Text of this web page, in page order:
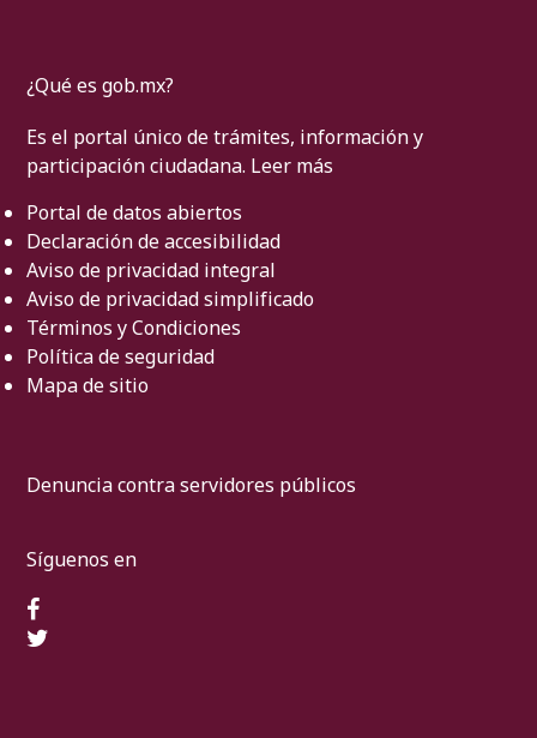
¿Qué es gob.mx?
Es el portal único de trámites, información y
participación ciudadana. Leer más
Portal de datos abiertos
Declaración de accesibilidad
Aviso de privacidad integral
Aviso de privacidad simplificado
Términos y Condiciones
Política de seguridad
Mapa de sitio
Denuncia contra servidores públicos
Síguenos en